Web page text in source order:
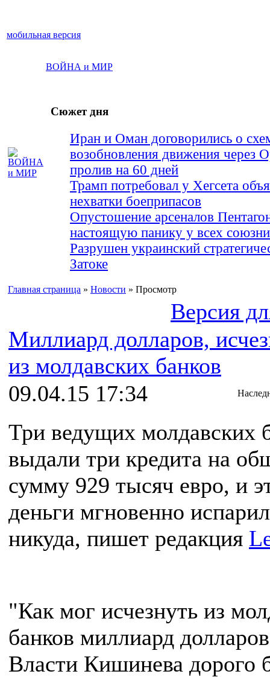
мобильная версия
ВОЙНА и МИР
Сюжет дня
Иран и Оман договорились о
возобновления движения через
пролив на 60 дней
Трамп потребовал у Хегсета
нехватки боеприпасов
Опустошение арсеналов
настоящую панику у всех
Разрушен украинский
Затоке
Главная страница » Новости » Просмотр
Версия
Миллиард долларов,
из молдавских банков
09.04.15 17:34
Три ведущих молдавских
выдали три кредита на
сумму 929 тысяч евро, и
деньги мгновенно
никуда, пишет редакция
"Как мог исчезнуть из
банков миллиард
Власти Кишинева дорого